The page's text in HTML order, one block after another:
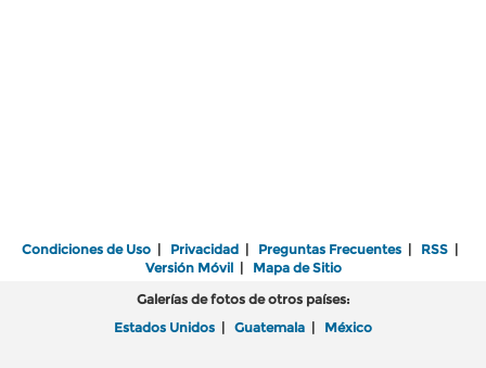
Condiciones de Uso | Privacidad | Preguntas Frecuentes | RSS |
Versión Móvil| Mapa de Sitio
Galerías de fotos de otros países:
Estados Unidos | Guatemala | México